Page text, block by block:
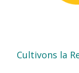
Cultivons la